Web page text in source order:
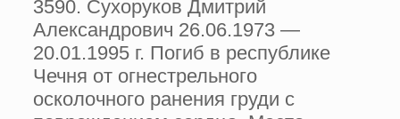
3590. Сухоруков Дмитрий
Александрович 26.06.1973 —
20.01.1995 г. Погиб в республике
Чечня от огнестрельного
осколочного ранения груди с